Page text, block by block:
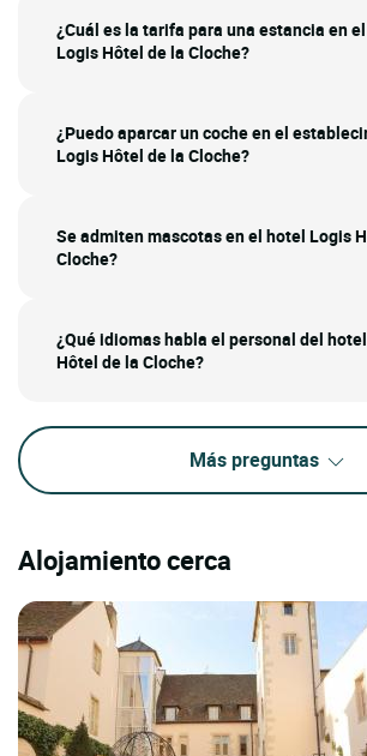
¿Cuál es la tarifa para una estancia en
Logis Hôtel de la Cloche?
¿Puedo aparcar un coche en el
Logis Hôtel de la Cloche?
Se admiten mascotas en el hotel Logis
Cloche?
¿Qué idiomas habla el personal del
Hôtel de la Cloche?
Más preguntas
Alojamiento cerca